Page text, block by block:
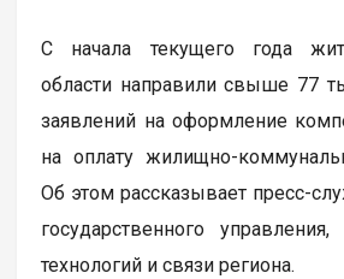
С начала текущего года
области направили свыше 77
заявлений на оформление
на оплату жилищно-
Об этом рассказывает пресс-
государственного
технологий и связи региона.